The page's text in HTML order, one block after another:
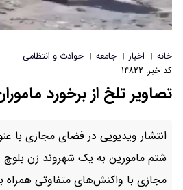
خانه | اخبار | جامعه | حوادث و انتظامی
کد خبر: ۱۴۸۲۲
تصاویر تلخ از برخورد
انتشار ویدیویی در فضای مجازی با
شتم مامورین به یک شهروند زن بلوچ
مجازی با واکنش‌های متفاوتی همراه